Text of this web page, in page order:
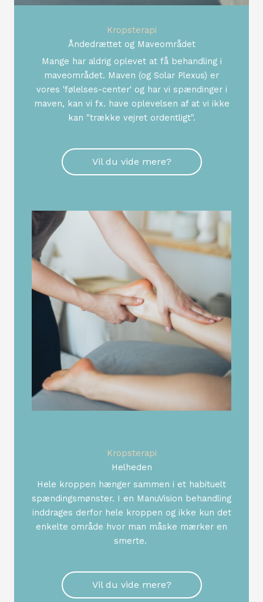
Kropsterapi
Åndedrættet og Maveområdet
Mange har aldrig oplevet at få behandling i
maveområdet. Maven (og Solar Plexus) er
vores 'følelses-center' og har vi spændinger i
maven, kan vi fx. have oplevelsen af at vi ikke
kan "trække vejret ordentligt".
Vil du vide mere?
Kropsterapi
Helheden
Hele kroppen hænger sammen i et habituelt
spændingsmønster. I en ManuVision behandling
inddrages derfor hele kroppen og ikke kun det
enkelte område hvor man måske mærker en
smerte.
Vil du vide mere?